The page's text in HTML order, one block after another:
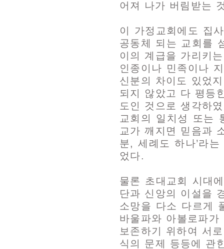
어져 나가 버림받는
이 가정교회에도 집
공동체 되는 교회를
이의 계급을 가리키
인종이나 민족이나
신분의 차이도 있었
되지 않았고 다 평등
도인 것으로 생각하
교회의 일치성 또는
교가 깨지면 믿음과
분, 세례도 하나’라
었다.
물론 초대교회 시대
단과 신앙의 이설을
소망을 다소 다르게
바울파와 아볼로파
보존하기 위하여 서
식의 문제 등등에 관